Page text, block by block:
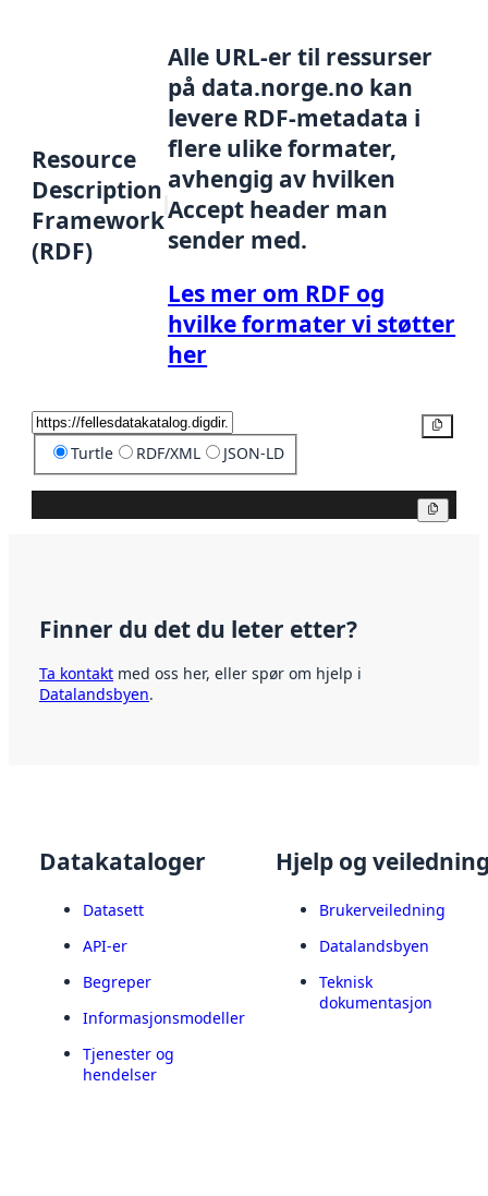
Resource
Description
Framework
(RDF)
Alle URL-er til ressurser
på data.norge.no kan
levere RDF-metadata i
flere ulike formater,
avhengig av hvilken
Accept header man
sender med.
Les mer om RDF og
hvilke formater vi støtter
her
Turtle RDF/XML JSON-LD
Finner du det du leter etter?
Ta kontakt med oss her, eller spør om hjelp i
Datalandsbyen.
Datakataloger
Datasett
API-er
Begreper
Informasjonsmodeller
Tjenester og
hendelser
Hjelp og
Brukerveiledning
Datalandsbyen
Teknisk
dokumentasjon